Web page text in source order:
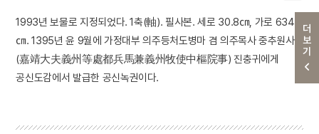
더보기
1993년 보물로 지정되었다. 1축(軸). 필사본. 세로 30.8㎝, 가로 634
㎝. 1395년 윤 9월에 가정대부 의주등처도병마 겸 의주목사 중추원사
(嘉靖大夫義州等處都兵馬兼義州牧使中樞院事) 진충귀에게
공신도감에서 발급한 공신녹권이다.